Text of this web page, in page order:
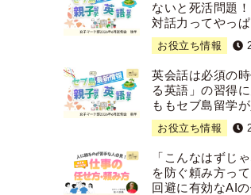
ないと死活問題
対話力ってやっ
お役立ち情報
英会話は必須の時
る英語」の習得
ももセブ島留学
お役立ち情報
「こんなはずじ
を防ぐ頼み方っ
回避に有効なAI